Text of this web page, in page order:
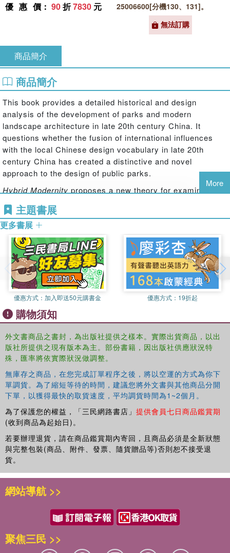
優惠價 ： 90折7830 元
25006600[分機130、131]。
無法訂購
商品簡介
商品簡介
This book provides a detailed historical and design
analysis of the development of parks and modern
landscape architecture in late 20th century China. It
questions whether the fusion of international influences
with the local Chinese design vocabulary in late 20th
century China has created a distinctive and novel
approach to the design of public parks.
Hybrid Modernity proposes a new theory for examining the
reforms and sets the various processes for China's late
20th century socio-cultural context. Drawing on
modernization theory, research on China's modernity,
local and global cultural trends, it illustrates through a
range of case studies ways hybrid modernity defines a
new design genre and language for the spatial forms of
parks that emerged in China's secondary cities. Featured
case studies include the Living Water Park in Chengdu,
Sichuan province, Zhongshan Shipyard Park in
Guangdong Province, Jinji Lake Landscape Master Plan in
Suzhou, Jiangsu province, and the West Lake Southern
Scenic Area Master Plan in Hangzhou, Zhejiang province.
This book argues that these forms represent a new stage
reveals that as a new profession, landscape architecture
has greatly contributed to China's massive urban
experiment.
This book is an ideal read for students enrolled in
planning programs who are engaged in learning the arts
and international design education.
More
主題書展
更多書展
優惠方式： 加入即送50元購書金 優惠方式： 19折起
購物須知
外文書商品之書封，為出版社提供之樣本。實際出貨商品，以出
版社所提供之現有版本為主。部份書籍，因出版社供應狀況特
殊，匯率將依實際狀況做調整。
無庫存之商品，在您完成訂單程序之後，將以空運的方式為你下
單調貨。為了縮短等待的時間，建議您將外文書與其他商品分開
下單，以獲得最快的取貨速度，平均調貨時間為1~2個月。
為了保護您的權益，「三民網路書店」 提供會員七日商品鑑賞期
(收到商品為起始日)。
若要辦理退貨，請在商品鑑賞期內寄回，且商品必須是全新狀態
與完整包裝(商品、附件、發票、隨貨贈品等)否則恕不接受退
貨。
網站導航 >>
聚焦三民 >>